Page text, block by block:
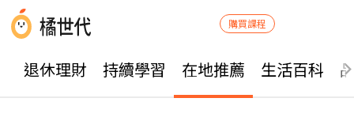
購買課程
退休理財 持續學習 在地推薦 生活百科